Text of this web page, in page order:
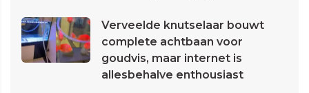
Verveelde knutselaar bouwt
complete achtbaan voor
goudvis, maar internet is
allesbehalve enthousiast